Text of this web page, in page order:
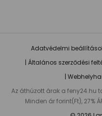
Adatvédelmi
Általános szerződési
Az áthúzott árak a feny24.hu
Minden ár forint(Ft), 27%